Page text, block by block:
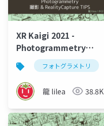
XR Kaigi 2021 -
Photogrammetry
RealityCapture TIPS
フォトグラメトリ
龍 lilea 38.8K